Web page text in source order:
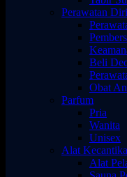
Perawatan Diri
Beli
Obat
Parfum
Pria
Wanita
Unisex
Alat
Alat